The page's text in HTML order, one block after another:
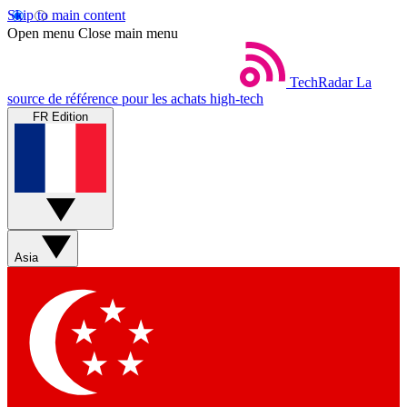
Skip to main content
Open menu Close main menu
TechRadar La
source de référence pour les achats high-tech
FR Edition
Asia